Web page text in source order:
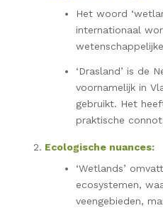
Het woord
internationaal
‘Drasland’ is de
voornamelijk in
gebruikt. Het
praktische
Ecologische nuances:
‘Wetlands’
ecosystemen,
veengebieden,